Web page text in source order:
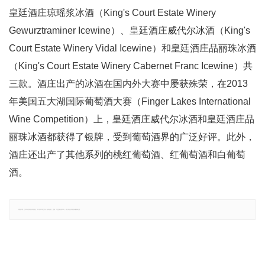
皇廷酒庄琼瑶浆冰酒（King's Court Estate Winery
Gewurztraminer Icewine）、皇廷酒庄威代尔冰酒（King's
Court Estate Winery Vidal Icewine）和皇廷酒庄品丽珠冰酒
（King's Court Estate Winery Cabernet Franc Icewine）共
三款。酒庄出产的冰酒在国内外大赛中屡获殊荣，在2013
年美国五大湖国际葡萄酒大赛（Finger Lakes International
Wine Competition）上，皇廷酒庄威代尔冰酒和皇廷酒庄品
丽珠冰酒都获得了银牌，受到葡萄酒界的广泛好评。此外，
酒庄还出产了其他系列的桃红葡萄酒、红葡萄酒和白葡萄
酒。